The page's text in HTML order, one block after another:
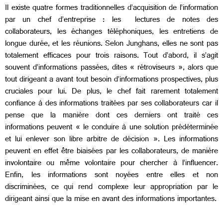
Il existe quatre formes traditionnelles d’acquisition de l’information
par un chef d’entreprise : les lectures de notes des
collaborateurs, les échanges téléphoniques, les entretiens de
longue durée, et les réunions. Selon Junghans, elles ne sont pas
totalement efficaces pour trois raisons. Tout d’abord, il s’agit
souvent d’informations passées, dites « rétroviseurs », alors que
tout dirigeant a avant tout besoin d’informations prospectives, plus
cruciales pour lui. De plus, le chef fait rarement totalement
confiance à des informations traitées par ses collaborateurs car il
pense que la manière dont ces derniers ont traité ces
informations peuvent « le conduire à une solution prédéterminée
et lui enlever son libre arbitre de décision ». Les informations
peuvent en effet être biaisées par les collaborateurs, de manière
involontaire ou même volontaire pour chercher à l’influencer.
Enfin, les informations sont noyées entre elles et non
discriminées, ce qui rend complexe leur appropriation par le
dirigeant ainsi que la mise en avant des informations importantes.